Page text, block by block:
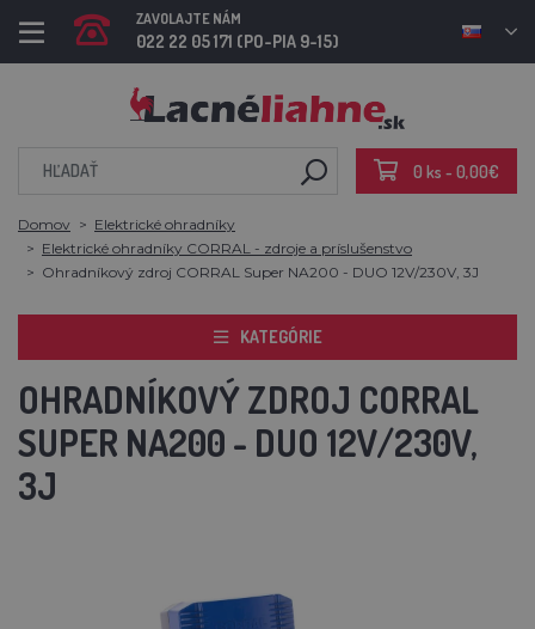
ZAVOLAJTE NÁM
022 22 05 171 (PO-PIA 9-15)
0 ks - 0,00€
Domov
Elektrické ohradníky
Elektrické ohradníky CORRAL - zdroje a príslušenstvo
Ohradníkový zdroj CORRAL Super NA200 - DUO 12V/230V, 3J
KATEGÓRIE
OHRADNÍKOVÝ ZDROJ CORRAL
SUPER NA200 - DUO 12V/230V,
3J